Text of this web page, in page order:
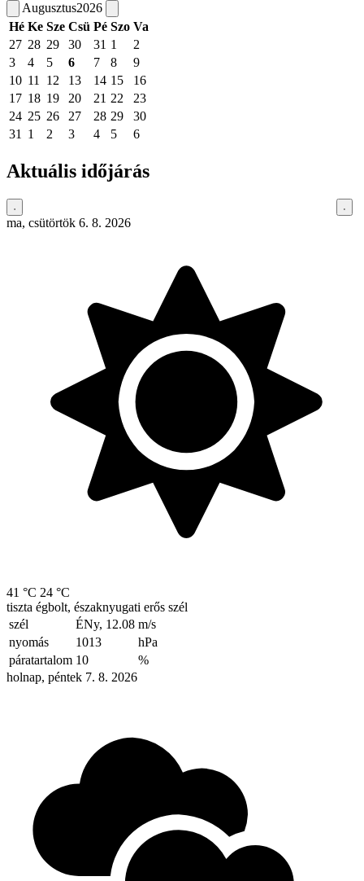
Augusztus2026
Hé Ke Sze Csü Pé Szo Va
27 28 29 30 31 1
2
3
4 5 6 7 8
9
10 11 12 13 14 15
16
17 18 19 20 21 22
23
24 25 26 27 28 29
30
31
1 2 3 4 5 6
Aktuális időjárás
ma, csütörtök 6. 8. 2026
41 °C 24 °C
tiszta égbolt, északnyugati erős szél
szél
ÉNy, 12.08 m/s
nyomás
1013
hPa
páratartalom 10
%
holnap, péntek 7. 8. 2026